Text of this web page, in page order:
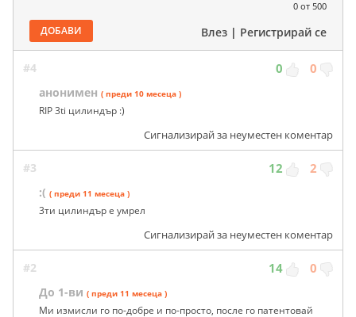
0 от 500
ДОБАВИ Влез | Регистрирай се
#4 0 0
анонимен ( преди 10 месеца )
RIP 3ti цилиндър :)
Сигнализирай за неуместен коментар
#3 12 2
:( ( преди 11 месеца )
3ти цилиндър е умрел
Сигнализирай за неуместен коментар
#2 14 0
До 1-ви ( преди 11 месеца )
Ми измисли го по-добре и по-просто, после го патентовай